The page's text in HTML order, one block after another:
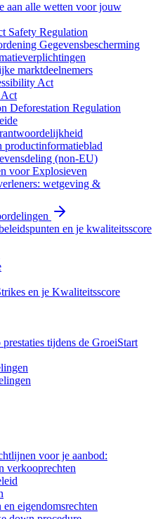
aan alle wetten voor jouw
Safety Regulation
Gegevensbescherming
marktdeelnemers
Act
Act
Deforestation Regulation
productinformatieblad
(non-EU)
voor Explosieven
wetgeving &
en je kwaliteitsscore
en je Kwaliteitsscore
tijdens de GroeiStart
voor je aanbod:
verkooprechten
eigendomsrechten